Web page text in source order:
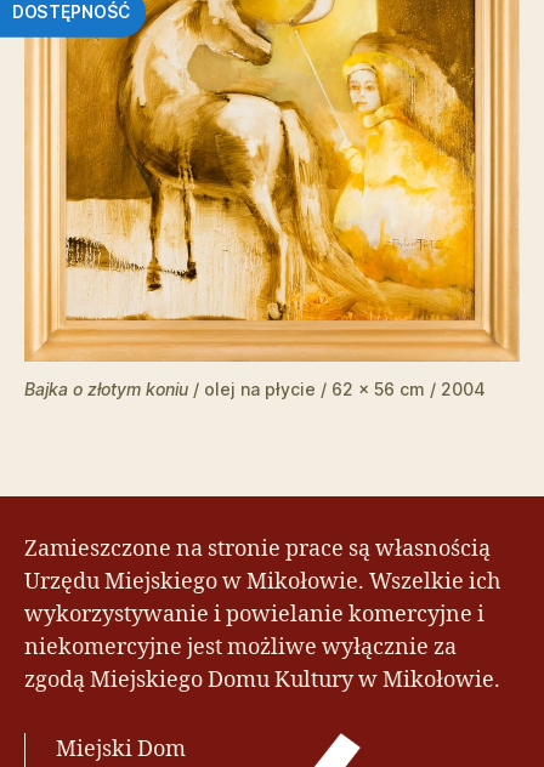
DOSTĘPNOŚĆ
Bajka o złotym koniu / olej na płycie / 62 x 56 cm / 2004
Zamieszczone na stronie prace są własnością
Urzędu Miejskiego w Mikołowie. Wszelkie ich
wykorzystywanie i powielanie komercyjne i
niekomercyjne jest możliwe wyłącznie za
zgodą Miejskiego Domu Kultury w Mikołowie.
Miejski Dom